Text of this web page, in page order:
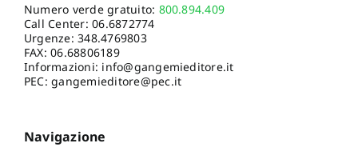
Numero verde gratuito: 800.894.409
Call Center:06.6872774
Urgenze:348.4769803
FAX: 06.68806189
Informazioni: info@gangemieditore.it
PEC: gangemieditore@pec.it
Navigazione